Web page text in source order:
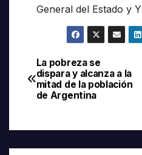
General del Estado y
Navegación
de
La pobreza se
dispara y alcanza a la
mitad de la población
de Argentina